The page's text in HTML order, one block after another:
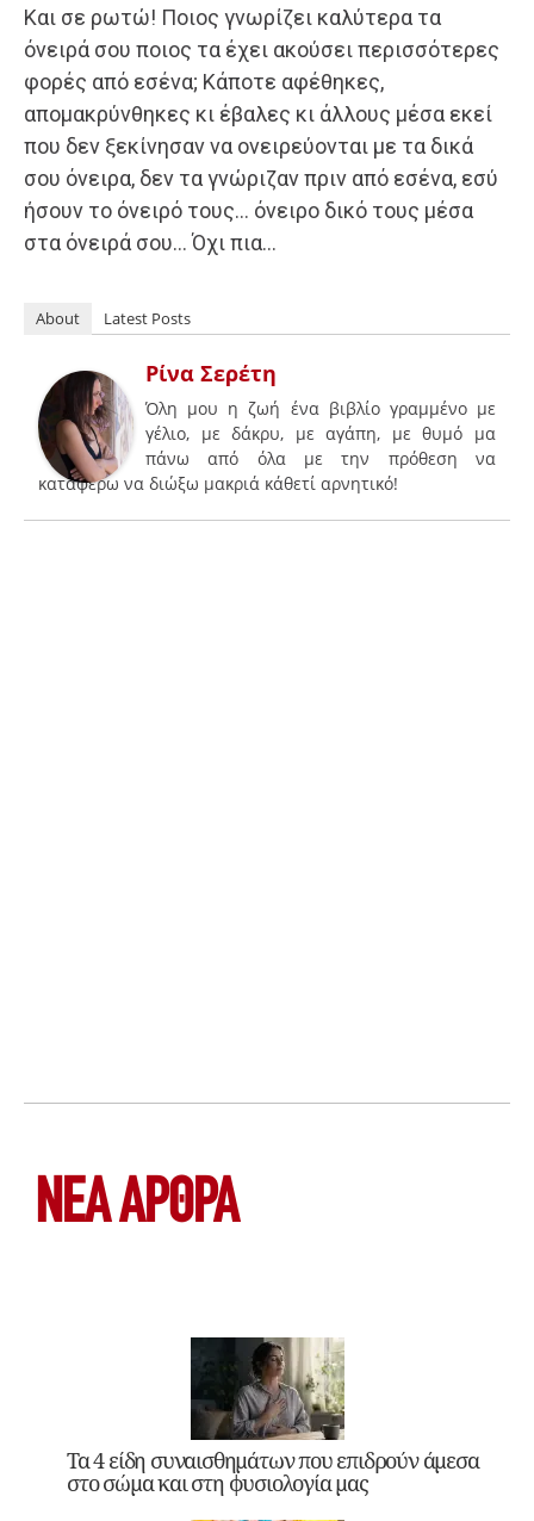
Και σε ρωτώ! Ποιος γνωρίζει καλύτερα τα
όνειρά σου ποιος τα έχει ακούσει περισσότερες
φορές από εσένα; Κάποτε αφέθηκες,
απομακρύνθηκες κι έβαλες κι άλλους μέσα εκεί
που δεν ξεκίνησαν να ονειρεύονται με τα δικά
σου όνειρα, δεν τα γνώριζαν πριν από εσένα, εσύ
ήσουν το όνειρό τους… όνειρο δικό τους μέσα
στα όνειρά σου… Όχι πια…
About Latest Posts
Ρίνα Σερέτη
Όλη μου η ζωή ένα βιβλίο γραμμένο με
γέλιο, με δάκρυ, με αγάπη, με θυμό μα
πάνω από όλα με την πρόθεση να
καταφέρω να διώξω μακριά κάθετί αρνητικό!
ΝΕΑ ΆΡΘΡΑ
Τα 4 είδη συναισθημάτων που επιδρούν άμεσα
στο σώμα και στη φυσιολογία μας